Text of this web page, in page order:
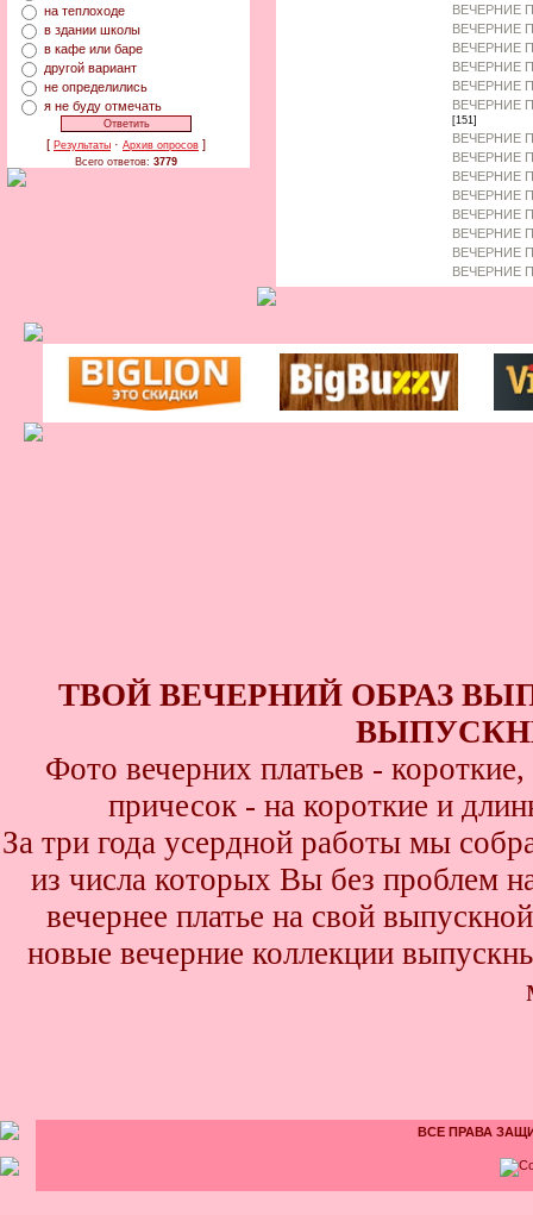
на теплоходе
в здании школы
в кафе или баре
другой вариант
не определились
я не буду отмечать
[ Результаты · Архив опросов ]
Всего ответов: 3779
ВЕЧЕРНИЕ
ВЕЧЕРНИЕ
ВЕЧЕРНИЕ
ВЕЧЕРНИЕ
ВЕЧЕРНИЕ
ВЕЧЕРНИЕ
[151]
ВЕЧЕРНИЕ
ВЕЧЕРНИЕ
ВЕЧЕРНИЕ
ВЕЧЕРНИЕ
ВЕЧЕРНИЕ
ВЕЧЕРНИЕ
ВЕЧЕРНИЕ
ВЕЧЕРНИЕ
ТВОЙ ВЕЧЕРНИЙ ОБРАЗ
Фото вечерних платьев -
причесок - на короткие и
За три года усердной работы мы
из числа которых Вы без проблем
вечернее платье на свой
новые вечерние коллекции
ВСЕ ПРАВА